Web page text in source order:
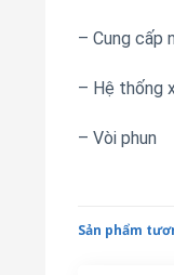
– Cung cấp
– Hệ thống
– Vòi phun
Sản phẩm